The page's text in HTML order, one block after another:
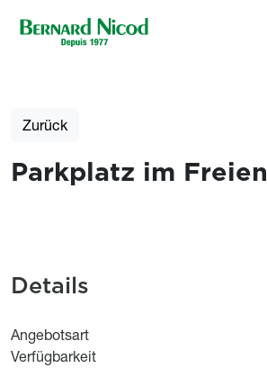
Zurück
Parkplatz im Freien
Details
Angebotsart
Verfügbarkeit